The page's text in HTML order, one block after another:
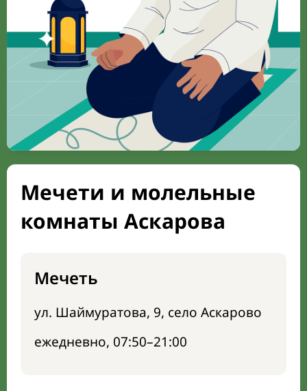
Мечети и молельные
комнаты Аскарова
Мечеть
ул. Шаймуратова, 9, село Аскарово
ежедневно, 07:50–21:00